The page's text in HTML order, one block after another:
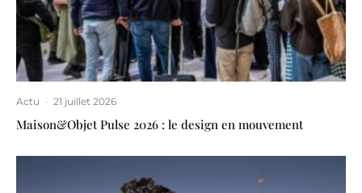
Actu · 21 juillet 2026
Maison&Objet Pulse 2026 : le design en mouvement